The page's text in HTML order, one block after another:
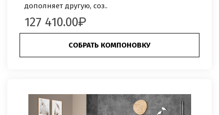
дополняет другую, соз..
127 410.00
СОБРАТЬ КОМПОНОВКУ